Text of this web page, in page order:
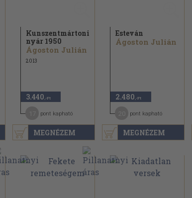
MEGNÉZEM
Kunszentmártoni
nyár 1950
Ágoston Julián
2013
3.440 ,-Ft
pont kapható
MEGNÉZEM
Esteván
Ágoston Julián
2.480 ,-Ft
pont kapható